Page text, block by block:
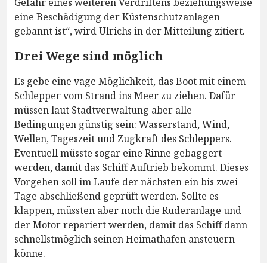
eine Beschädigung der Küstenschutzanlagen
gebannt ist“, wird Ulrichs in der Mitteilung zitiert.
Drei Wege sind möglich
Es gebe eine vage Möglichkeit, das Boot mit einem
Schlepper vom Strand ins Meer zu ziehen. Dafür
müssen laut Stadtverwaltung aber alle
Bedingungen günstig sein: Wasserstand, Wind,
Wellen, Tageszeit und Zugkraft des Schleppers.
Eventuell müsste sogar eine Rinne gebaggert
werden, damit das Schiff Auftrieb bekommt. Dieses
Vorgehen soll im Laufe der nächsten ein bis zwei
Tage abschließend geprüft werden. Sollte es
klappen, müssten aber noch die Ruderanlage und
der Motor repariert werden, damit das Schiff dann
schnellstmöglich seinen Heimathafen ansteuern
könne.